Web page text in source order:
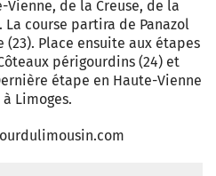
de la Creuse, de la
La course partira de Panazol
Place ensuite aux étapes
périgourdins (24) et
étape en Haute-Vienne
Limoges.